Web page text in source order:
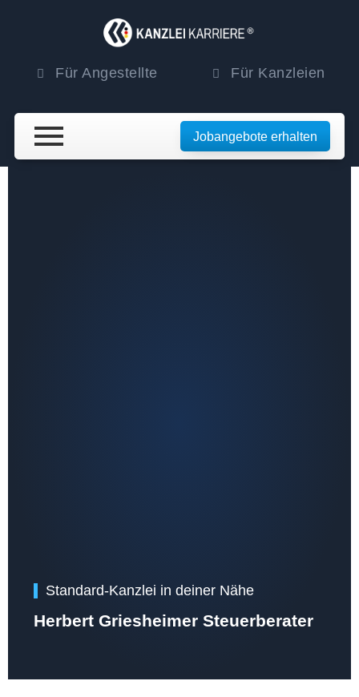
Für Angestellte Für Kanzleien
Jobangebote erhalten
Standard-Kanzlei in deiner Nähe
Herbert Griesheimer Steuerberater